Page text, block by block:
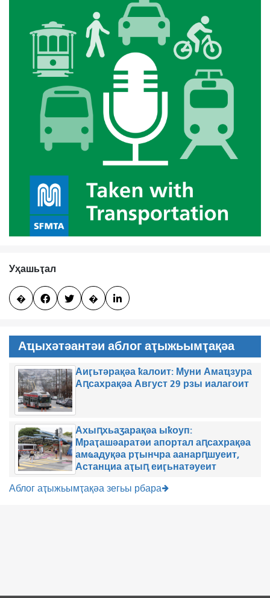
Уҳашьҭал
�   � 
Аҵыхәтәантәи аблог аҭыжьымҭақәа
Аиӷьтәрақәа ҟалоит: Муни Амаҵзура
Аԥсахрақәа Август 29 рзы иалагоит
Ахыԥхьаӡарақәа ыҟоуп:
Мраҭашәаратәи апортал аԥсахрақәа
амҩадуқәа рҭынчра аанарԥшуеит,
Астанциа аҭыԥ еиӷьнатәуеит
Аблог аҭыжьымҭақәа зегьы рбара